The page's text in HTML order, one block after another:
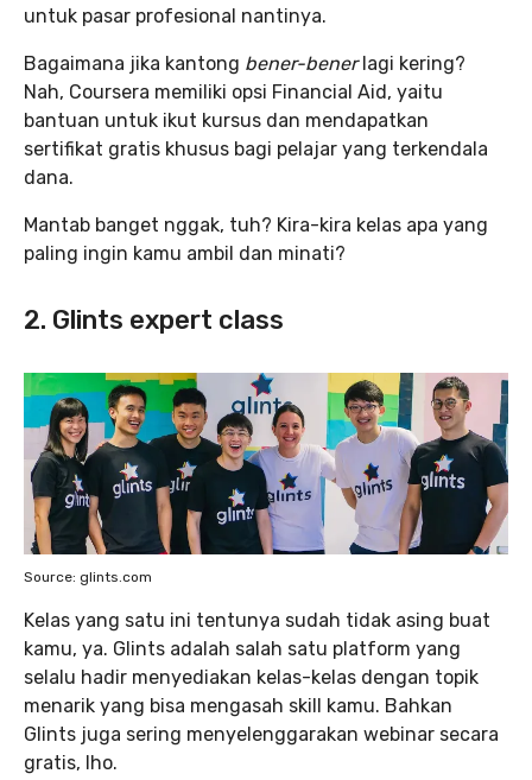
untuk pasar profesional nantinya.
Bagaimana jika kantong bener-benerlagi kering?
Nah, Coursera memiliki opsi Financial Aid, yaitu
bantuan untuk ikut kursus dan mendapatkan
sertifikat gratis khusus bagi pelajar yang terkendala
dana.
Mantab banget nggak, tuh? Kira-kira kelas apa yang
paling ingin kamu ambil dan minati?
2. Glints expert class
Source: glints.com
Kelas yang satu ini tentunya sudah tidak asing buat
kamu, ya. Glints adalah salah satu platform yang
selalu hadir menyediakan kelas-kelas dengan topik
menarik yang bisa mengasah skill kamu. Bahkan
Glints juga sering menyelenggarakan webinar secara
gratis, lho.